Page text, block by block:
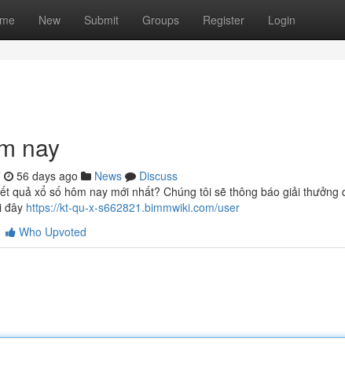
New Submit Groups Register Login
nay
56 days ago News
Discuss
quả xổ số hôm nay mới nhất? Chúng tôi sẽ thông báo giải
đây https://kt-qu-x-s662821.bimmwiki.com/user
Who Upvoted